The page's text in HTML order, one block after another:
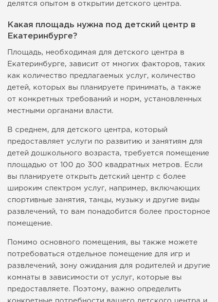
делятся опытом в открытии детского центра.
Какая площадь нужна под детский центр в
Екатеринбурге?
Площадь, необходимая для детского центра в
Екатеринбурге, зависит от многих факторов, таких
как количество предлагаемых услуг, количество
детей, которых вы планируете принимать, а также
от конкретных требований и норм, установленных
местными органами власти.
В среднем, для детского центра, который
предоставляет услуги по развитию и занятиям для
детей дошкольного возраста, требуется помещение
площадью от 100 до 300 квадратных метров. Если
вы планируете открыть детский центр с более
широким спектром услуг, например, включающих
спортивные занятия, танцы, музыку и другие виды
развлечений, то вам понадобится более просторное
помещение.
Помимо основного помещения, вы также можете
потребоваться отдельное помещение для игр и
развлечений, зону ожидания для родителей и другие
комнаты в зависимости от услуг, которые вы
предоставляете. Поэтому, важно определить